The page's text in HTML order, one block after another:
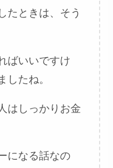
たときは、そう
ばいいですけ
したね。
はしっかりお金
になる話なの